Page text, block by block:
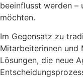
beeinflusst werden –
möchten.
Im Gegensatz zu
Mitarbeiterinnen und
Lösungen, die neue